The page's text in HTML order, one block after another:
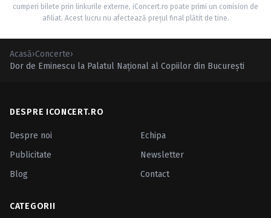
cumperi bilete prin linkurile externe, iConcert.ro poate primi un comision de
afiliat. Acest lucru nu afectează prețul final plătit de tine.
Acasă›Concerte›
Dor de Eminescu la Palatul Naţional al Copiilor din Bucureşti
DESPRE ICONCERT.RO
Despre noi
Echipa
Publicitate
Newsletter
Blog
Contact
CATEGORII